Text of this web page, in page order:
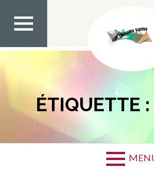
contenu
MEN
U TOP
ÉTIQUETTE :